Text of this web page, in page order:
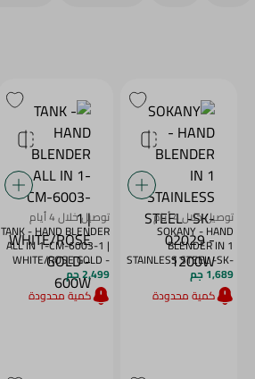
توصيل خلال 4 أيام
SOKANY - HAND
BLENDER IN 1
STAINLESS STEEL -SK-
02029 - 1200W
1,689 جم
كمية محدودة
توصيل خلال 4 أيام
TANK - HAND BLENDER
ALL IN 1-CM-6003-1 |
WHITE/ROSE GOLD -
600W
2,499 جم
كمية محدودة